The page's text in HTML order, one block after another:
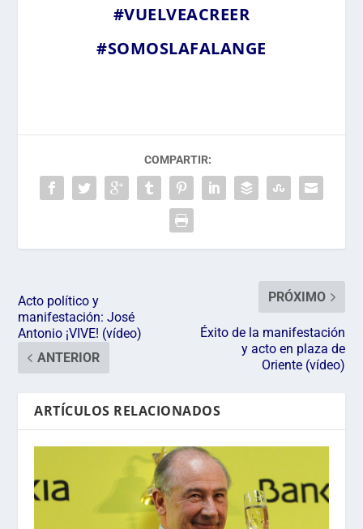
#VUELVEACREER
#SOMOSLAFALANGE
COMPARTIR:
Acto político y
manifestación: José
Antonio ¡VIVE! (vídeo)
ANTERIOR
PRÓXIMO
Éxito de la manifestación
y acto en plaza de
Oriente (vídeo)
ARTÍCULOS RELACIONADOS